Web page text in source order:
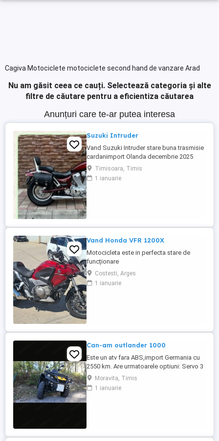
Cagiva Motociclete motociclete second hand de vanzare Arad
Nu am găsit ceea ce cauți. Selectează categoria și alte
filtre de căutare pentru a eficientiza căutarea
Anunțuri care te-ar putea interesa
Suzuki Intruder
Vand Suzuki Intruder stare buna trasmisie
cardanimport Olanda decembrie 2025
inmatriculat RO IN FEBRUARIE Nu raspund
la mesaje.Schimb cu ATV plus sau minus
diferenta
Timisoara, Timis
1 ianuarie
Vand Honda VFR 1200X
Motocicleta este in perfecta stare de
funcționare
Costesti, Arges
1 ianuarie
Can-am outlander 1000
Este un atv fara ABS,import Germania cu
2550 km. Are urmatoarele optiuni: Servo 3
nivele Suspensie FOX cu rebound Bullbar
fata Bullbar spate Handguardurile Can am
Jante beadlock
Moravita, Timis
1 ianuarie